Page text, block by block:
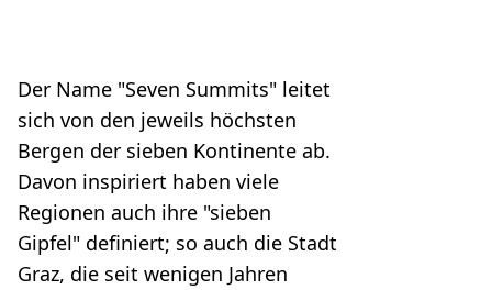
Der Name "Seven Summits" leitet
sich von den jeweils höchsten
Bergen der sieben Kontinente ab.
Davon inspiriert haben viele
Regionen auch ihre "sieben
Gipfel" definiert; so auch die Stadt
Graz, die seit wenigen Jahren